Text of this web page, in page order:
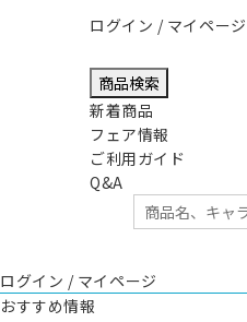
ログイン / マイページ
商品検索
新着商品
フェア情報
ご利用ガイド
Q&A
ログイン / マイページ
おすすめ情報